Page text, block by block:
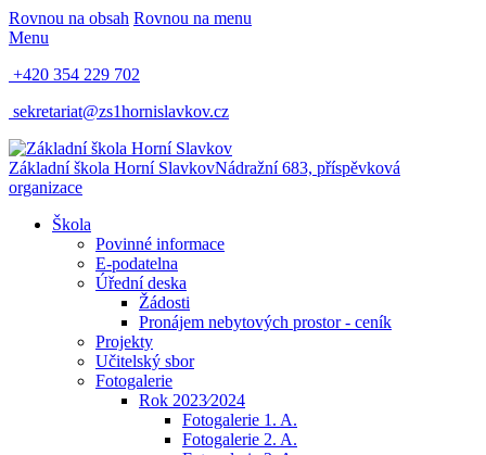
Rovnou na obsah Rovnou na menu
Menu
+420 354 229 702
sekretariat@zs1hornislavkov.cz
Základní škola Horní SlavkovNádražní 683, příspěvková
organizace
Škola
Povinné informace
E-podatelna
Úřední deska
Žádosti
Pronájem nebytových prostor - ceník
Projekty
Učitelský sbor
Fotogalerie
Rok 2023⁄2024
Fotogalerie 1. A.
Fotogalerie 2. A.